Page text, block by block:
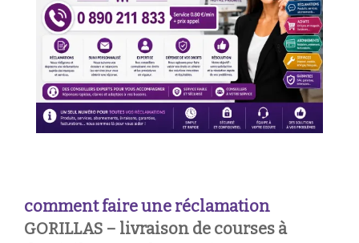
comment faire une réclamation
GORILLAS – livraison de courses à